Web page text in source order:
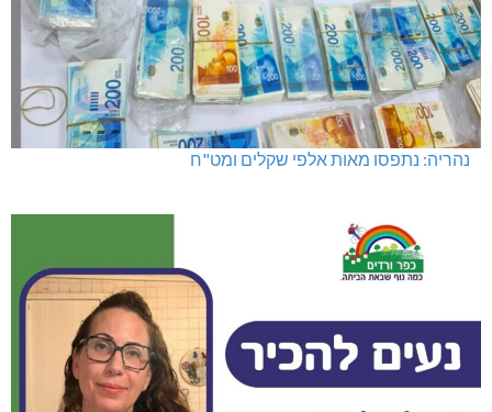
נהריה: נתפסו מאות אלפי שקלים ומט"ח